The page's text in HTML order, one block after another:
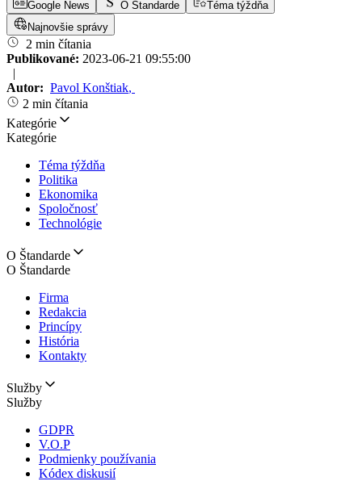
Google News O Štandarde
Téma týždňa
Najnovšie správy
2 min čítania
Publikované: 2023-06-21 09:55:00
|
Autor: Pavol Konštiak,
2 min čítania
Kategórie
Kategórie
Téma týždňa
Politika
Ekonomika
Spoločnosť
Technológie
O Štandarde
O Štandarde
Firma
Redakcia
Princípy
História
Kontakty
Služby
Služby
GDPR
V.O.P
Podmienky používania
Kódex diskusií